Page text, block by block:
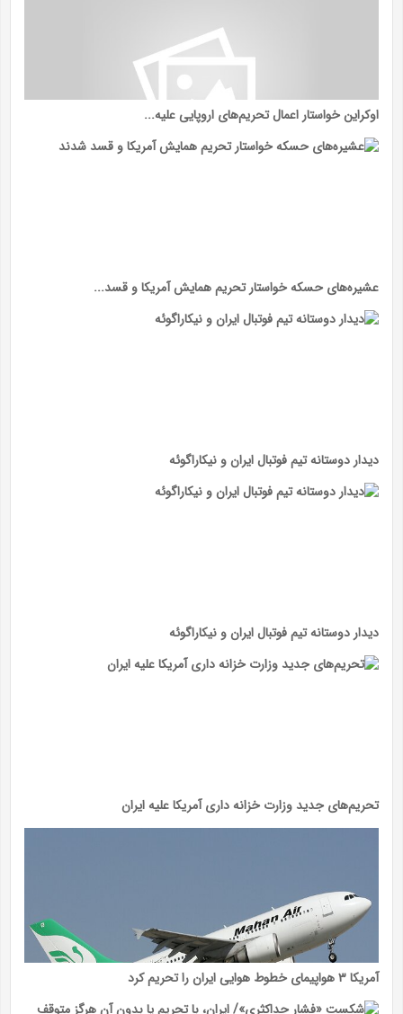
اوکراین خواستار اعمال تحریم‌های اروپایی علیه...
عشیره‌های حسکه خواستار تحریم همایش آمریکا و قسد...
دیدار دوستانه تیم فوتبال ایران و نیکاراگوئه
دیدار دوستانه تیم فوتبال ایران و نیکاراگوئه
تحریم‌های جدید وزارت خزانه داری آمریکا علیه ایران
آمریکا ۳ هواپیمای خطوط هوایی ایران را تحریم کرد